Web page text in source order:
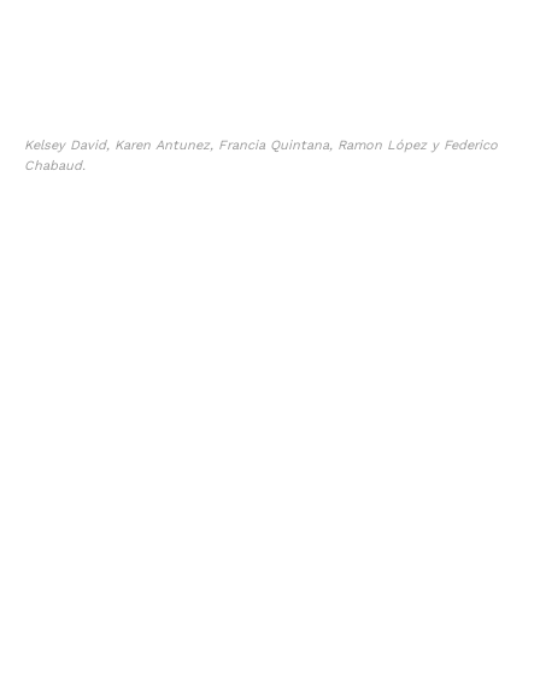
Kelsey David, Karen Antunez, Francia Quintana, Ramon López y Federico
Chabaud.